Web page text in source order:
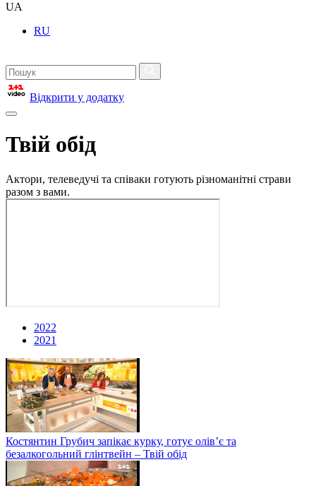
UA
RU
Відкрити у додатку
Твій обід
Актори, телеведучі та співаки готують різноманітні страви
разом з вами.
2022
2021
Костянтин Грубич запікає курку, готує олів’є та
безалкогольний глінтвейн – Твій обід